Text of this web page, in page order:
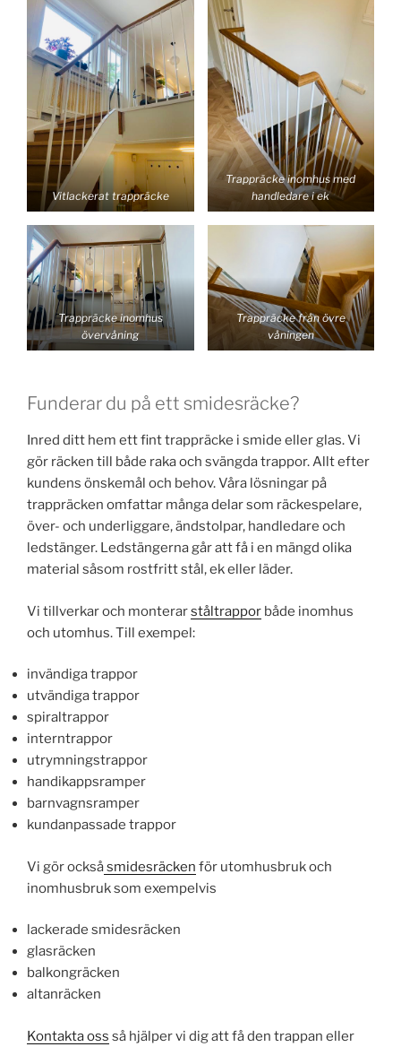
Vitlackerat trappräcke
Trappräcke inomhus med
handledare i ek
Trappräcke inomhus
övervåning
Trappräcke från övre
våningen
Funderar du på ett smidesräcke?
Inred ditt hem ett fint trappräcke i smide eller glas. Vi
gör räcken till både raka och svängda trappor. Allt efter
kundens önskemål och behov. Våra lösningar på
trappräcken omfattar många delar som räckespelare,
över- och underliggare, ändstolpar, handledare och
ledstänger. Ledstängerna går att få i en mängd olika
material såsom rostfritt stål, ek eller läder.
Vi tillverkar och monterarståltrappor både inomhus
och utomhus. Till exempel:
invändiga trappor
utvändiga trappor
spiraltrappor
interntrappor
utrymningstrappor
handikappsramper
barnvagnsramper
kundanpassade trappor
Vi gör ocksåsmidesräcken för utomhusbruk och
inomhusbruk som exempelvis
lackerade smidesräcken
glasräcken
balkongräcken
altanräcken
Kontakta oss så hjälper vi dig att få den trappan eller